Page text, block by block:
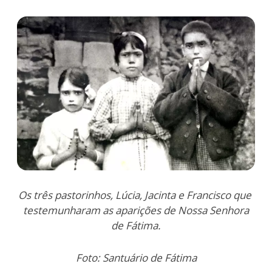
Os três pastorinhos, Lúcia, Jacinta e Francisco que
testemunharam as aparições de Nossa Senhora
de Fátima.
Foto: Santuário de Fátima